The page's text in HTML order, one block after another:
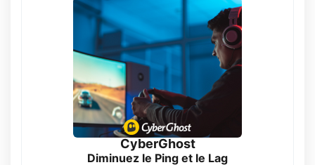
CyberGhost
Diminuez le Ping et le Lag